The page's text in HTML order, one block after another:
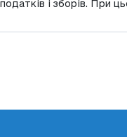
і зборів. При